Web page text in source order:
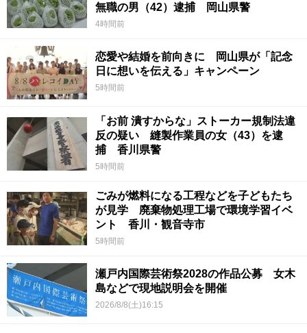
無職の男（42）逮捕 岡山県警
4時間前
恋愛や結婚を前向きに 岡山県が「記念
日に想いを伝える」キャンペーン
5時間前
「お前 潰すからな」ストーカー規制法違
反の疑い 縫製作業員の女（43）を逮
捕 香川県警
5時間前
ごみが燃料になる工程などを子どもたち
が見学 廃棄物処理工場で環境学習イベ
ント 香川・観音寺市
5時間前
瀬戸内国際芸術祭2028の作品公募 女木
島などで現地説明会を開催
2026/8/8(土)16:15